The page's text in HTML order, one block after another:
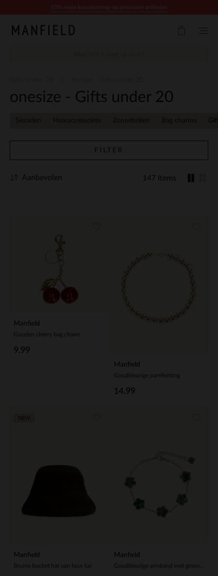
onesize - Gifts under 20
Sieraden Haaraccessoires Zonnebrillen Bag charms
FILTER
147 Items
Aanbevolen
Manfield
Gouden cherry bag charm
9.99
Manfield
Goudkleurige parelketting
14.99
Manfield
Bruine bucket hat van faux fur
Manfield